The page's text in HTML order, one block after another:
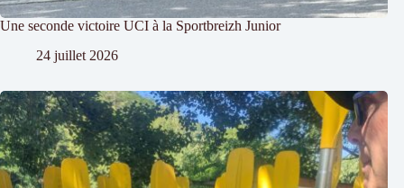
Une seconde victoire UCI à la Sportbreizh Junior
24 juillet 2026